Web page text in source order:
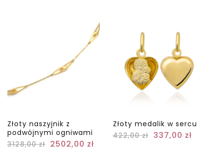
Złoty naszyjnik z
podwójnymi ogniwami
3128,00zł 2502,00 zł
Złoty medalik w sercu
422,00zł 337,00 zł